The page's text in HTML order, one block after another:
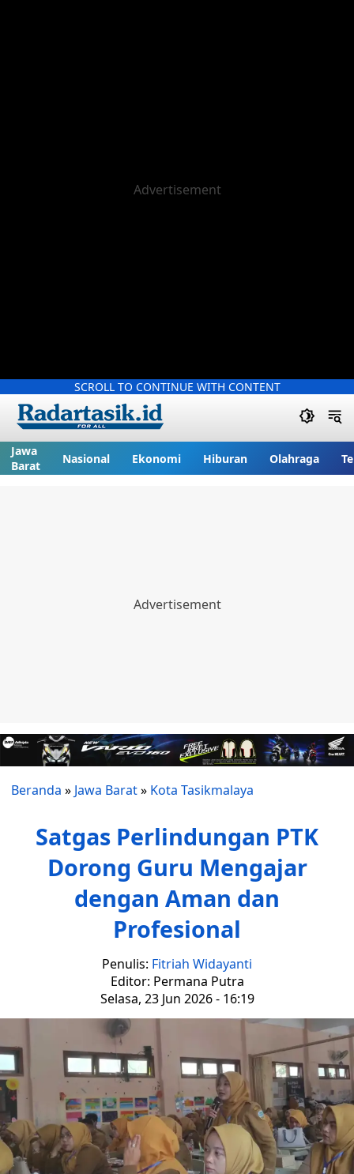
SCROLL TO CONTINUE WITH CONTENT
Jawa
Barat
Nasional Ekonomi Hiburan Olahraga
Beranda » Jawa Barat» Kota Tasikmalaya
Satgas Perlindungan PTK
Dorong Guru Mengajar
dengan Aman dan
Profesional
Penulis: Fitriah Widayanti
Editor: Permana Putra
Selasa, 23 Jun 2026 - 16:19